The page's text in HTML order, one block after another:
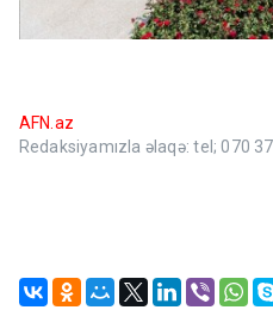
AFN.az
Redaksiyamızla əlaqə: tel; 070